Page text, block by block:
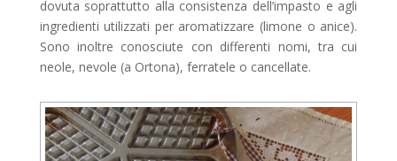
dovuta soprattutto alla consistenza dell’impasto e agli
ingredienti utilizzati per aromatizzare (limone o anice).
Sono inoltre conosciute con differenti nomi, tra cui
neole, nevole (a Ortona), ferratele o cancellate.